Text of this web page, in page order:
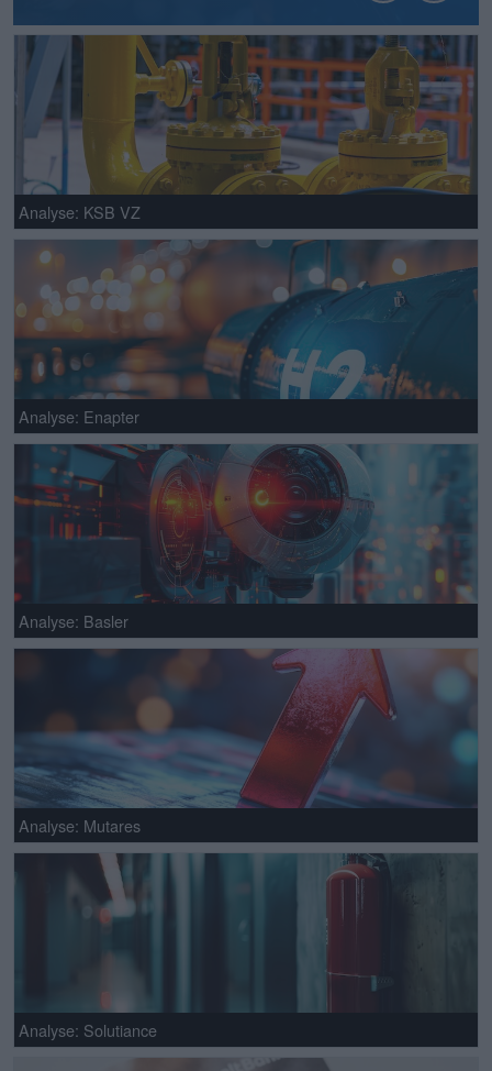
Analyse: KSB VZ
Analyse: Enapter
Analyse: Basler
Analyse: Mutares
Analyse: Solutiance